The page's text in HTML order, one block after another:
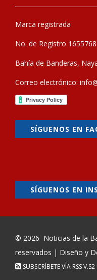
Marca registrada
No. de Registro 1655768
Bahía de Banderas,
Correo electrónico:
SÍGUENOS EN
SÍGUENOS EN
© 2026 Noticias de la
reservados | Diseño y
SUBSCRÍBETE VÍA RSSV.S2